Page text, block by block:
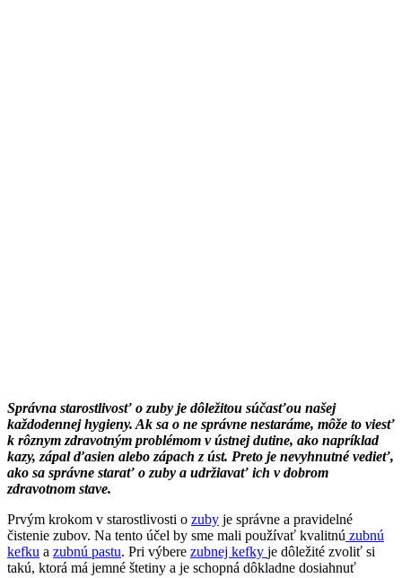
Správna starostlivosť o zuby je dôležitou súčasťou našej
každodennej hygieny. Ak sa o ne správne nestaráme, môže to viesť
k rôznym zdravotným problémom v ústnej dutine, ako napríklad
kazy, zápal ďasien alebo zápach z úst. Preto je nevyhnutné vedieť,
ako sa správne starať o zuby a udržiavať ich v dobrom
zdravotnom stave.
Prvým krokom v starostlivosti o zuby je správne a pravidelné
čistenie zubov. Na tento účel by sme mali používať kvalitnú zubnú
kefku a zubnú pastu. Pri výbere zubnej kefky je dôležité zvoliť si
takú, ktorá má jemné štetiny a je schopná dôkladne dosiahnuť